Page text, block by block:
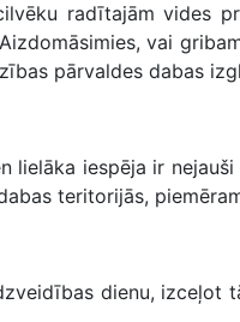
radītajām vides
vai
pārvaldes dabas
iespēja ir
teritorijās,
dienu, izceļot